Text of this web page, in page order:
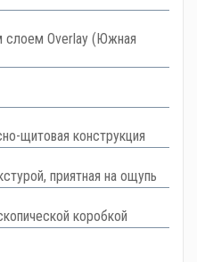
слоем Overlay (Южная
щитовая конструкция
приятная на ощупь
коробкой